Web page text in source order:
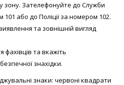
зону. Зателефонуйте до Служби
або до Поліції за номером 102.
та зовнішній вигляд
та вкажіть
знахідки.
знаки: червоні квадрати